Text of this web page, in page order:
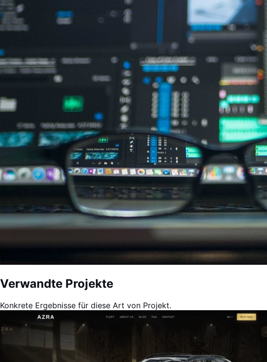
Verwandte Projekte
Konkrete Ergebnisse für diese Art von Projekt.